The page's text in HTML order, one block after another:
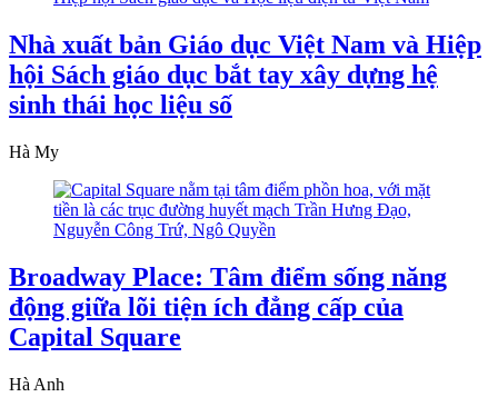
Nhà xuất bản Giáo dục Việt Nam và Hiệp
hội Sách giáo dục bắt tay xây dựng hệ
sinh thái học liệu số
Hà My
Broadway Place: Tâm điểm sống năng
động giữa lõi tiện ích đẳng cấp của
Capital Square
Hà Anh